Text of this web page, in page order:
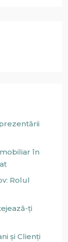
în
Rolul
ți
și Clienți